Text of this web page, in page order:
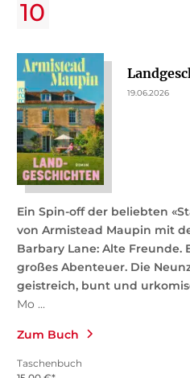
19.06.2026
Ein Spin-off der beliebten
von Armistead Maupin mit
Barbary Lane: Alte Freunde.
großes Abenteuer. Die
geistreich, bunt und
Mo ...
Zum Buch
Taschenbuch